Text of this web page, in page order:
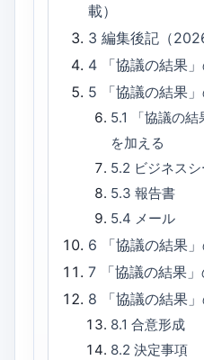
載）
3編集後記（
4
「協議の結果
5
「協議の結果
5.1
「協議の
を加える
5.2 ビジネス
5.3 報告書
5.4 メール
6
「協議の結果
7
「協議の結果
8
「協議の結果
8.1 合意形成
8.2 決定事項